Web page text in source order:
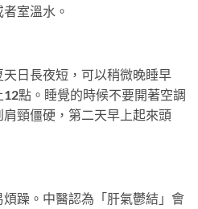
室溫水。
日長夜短，可以稍微晚睡早
點。睡覺的時候不要開著空調
頸僵硬，第二天早上起來頭
躁。中醫認為「肝氣鬱結」會